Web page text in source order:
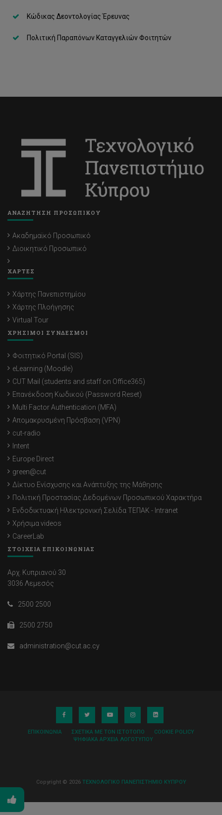
Κώδικας Δεοντολογίας Έρευνας
Πολιτική Παραπόνων Καταγγελιών Φοιτητών
ΑΝΑΖΗΤΗΣΗ ΠΡΟΣΩΠΙΚΟΥ
Ακαδημαϊκό Προσωπικό
Διοικητικό Προσωπικό
ΧΑΡΤΕΣ
Χάρτης Πανεπιστημίου
Χάρτης Πλοήγησης
Virtual Tour
ΧΡΗΣΙΜΟΙ ΣΥΝΔΕΣΜΟΙ
Φοιτητικό Portal (SIS)
eLearning (Moodle)
CUT Mail (students and staff on Office365)
Επανέκδοση Κωδικού (Password Reset)
Multi Factor Authentication (MFA)
Απομακρυσμένη Πρόσβαση (VPN)
cut-radio
Intent
Europe Direct
green@cut
Δίκτυο Ενίσχυσης και Ανάπτυξης της Μάθησης
Πολιτική Προστασίας Δεδομένων Προσωπικού Χαρακτήρα
Ενδοδικτυακή Ηλεκτρονική Σελίδα ΤΕΠΑΚ - Intranet
Χρήσιμα videos
CareerLab
ΣΤΟΙΧΕΙΑ ΕΠΙΚΟΙΝΩΝΙΑΣ
Αρχ. Κυπριανού 30
3036 Λεμεσός
2500 2500
2500 2750
administration@cut.ac.cy
ΕΠΙΚΟΙΝΩΝΊΑ ΣΧΕΤΙΚΆ ΜΕ ΤΟΝ ΙΣΤΌΤΟΠΟ
COOKIE POLICY
ΨΗΦΙΑΚΆ ΑΡΧΕΊΑ ΛΟΓΌΤΥΠΟΥ
Copyright © 2026 ΤΕΧΝΟΛΟΓΙΚΟ ΠΑΝΕΠΙΣΤΗΜΙΟ ΚΥΠΡΟΥ